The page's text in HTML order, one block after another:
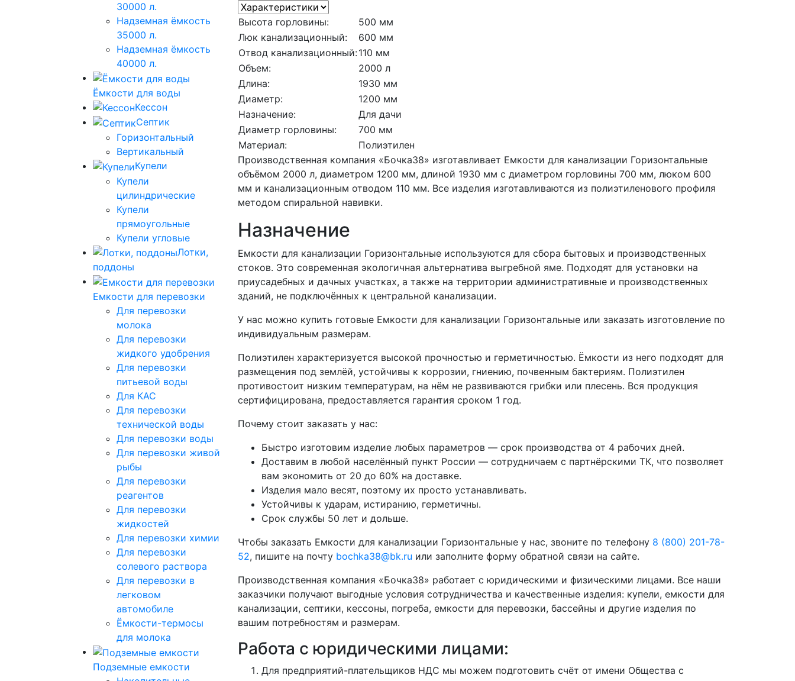
30000 л.
Надземная ёмкость
35000 л.
Надземная ёмкость
40000 л.
Ёмкости для воды
Кессон
Септик
Горизонтальный
Вертикальный
Купели
Купели
цилиндрические
Купели
прямоугольные
Купели угловые
Лотки,
поддоны
Емкости для перевозки
Для перевозки
молока
Для перевозки
жидкого удобрения
Для перевозки
питьевой воды
Для КАС
Для перевозки
технической воды
Для перевозки воды
Для перевозки живой
рыбы
Для перевозки
реагентов
Для перевозки
жидкостей
Для перевозки химии
Для перевозки
солевого раствора
Для перевозки в
легковом
автомобиле
Ёмкости-термосы
для молока
Подземные емкости
Высота горловины:
500 мм
Люк канализационный:
600 мм
Отвод канализационный:110 мм
Объем:
2000 л
Длина:
1930 мм
Диаметр:
1200 мм
Назначение:
Для дачи
Диаметр горловины:
700 мм
Материал:
Полиэтилен
Производственная компания «Бочка38» изготавливает Емкости для канализации Горизонтальные
объёмом 2000 л, диаметром 1200 мм, длиной 1930 мм с диаметром горловины 700 мм, люком 600
мм и канализационным отводом 110 мм. Все изделия изготавливаются из полиэтиленового профиля
методом спиральной навивки.
Назначение
Емкости для канализации Горизонтальные используются для сбора бытовых и производственных
стоков. Это современная экологичная альтернатива выгребной яме. Подходят для установки на
приусадебных и дачных участках, а также на территории административные и производственных
зданий, не подключённых к центральной канализации.
У нас можно купить готовые Емкости для канализации Горизонтальные или заказать изготовление по
индивидуальным размерам.
Полиэтилен характеризуется высокой прочностью и герметичностью. Ёмкости из него подходят для
размещения под землёй, устойчивы к коррозии, гниению, почвенным бактериям. Полиэтилен
противостоит низким температурам, на нём не развиваются грибки или плесень. Вся продукция
сертифицирована, предоставляется гарантия сроком 1 год.
Почему стоит заказать у нас:
Быстро изготовим изделие любых параметров — срок производства от 4 рабочих дней.
Доставим в любой населённый пункт России — сотрудничаем с партнёрскими ТК, что позволяет
вам экономить от 20 до 60% на доставке.
Изделия мало весят, поэтому их просто устанавливать.
Устойчивы к ударам, истиранию, герметичны.
Срок службы 50 лет и дольше.
Чтобы заказать Емкости для канализации Горизонтальные у нас, звоните по телефону 8 (800) 201-78-
52, пишите на почту bochka38@bk.ru или заполните форму обратной связи на сайте.
Производственная компания «Бочка38» работает с юридическими и физическими лицами. Все наши
заказчики получают выгодные условия сотрудничества и качественные изделия: купели, емкости для
канализации, септики, кессоны, погреба, емкости для перевозки, бассейны и другие изделия по
вашим потребностям и размерам.
Работа с юридическими лицами:
Для предприятий-плательщиков НДС мы можем подготовить счёт от имени Общества с